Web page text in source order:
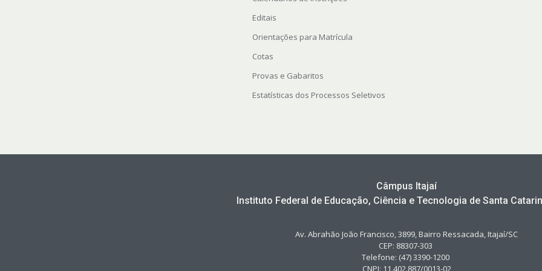
Editais
Orientações para Matrícula
Cotas
Provas e Gabaritos
Estatísticas dos Processos Seletivos
Câmpus Itajaí
Instituto Federal de Educação, Ciência e Tecnologia de Santa
Av. Abrahão João Francisco, 3899, Bairro Ressacada, Itajaí/SC
CEP: 88307-303
Telefone: (47) 3390-1200
CNPJ: 11.402.887/0013-02